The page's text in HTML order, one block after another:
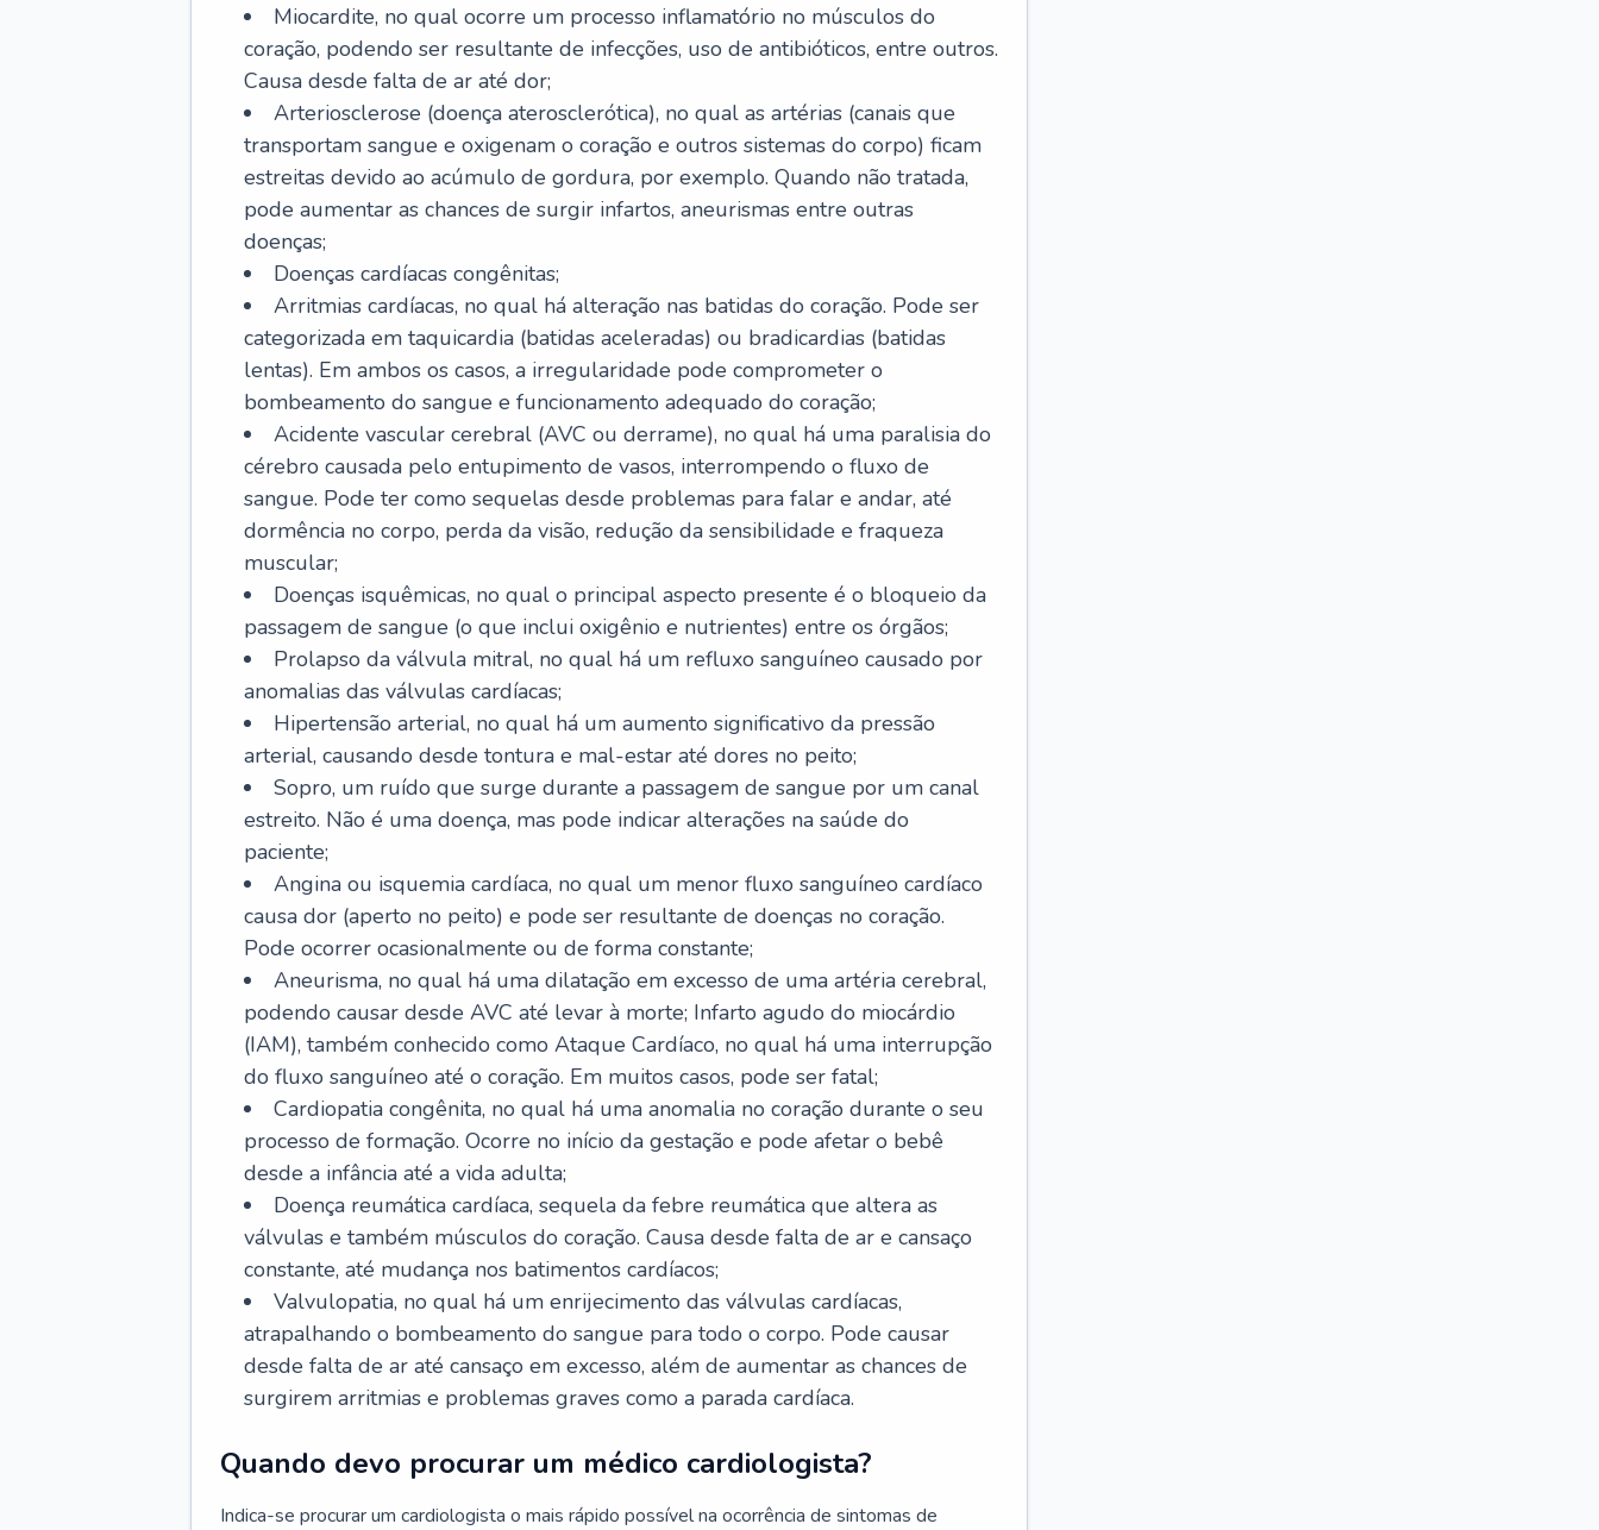
Miocardite, no qual ocorre um processo inflamatório no músculos do
coração, podendo ser resultante de infecções, uso de antibióticos, entre outros.
Causa desde falta de ar até dor;
Arteriosclerose (doença aterosclerótica), no qual as artérias (canais que
transportam sangue e oxigenam o coração e outros sistemas do corpo) ficam
estreitas devido ao acúmulo de gordura, por exemplo. Quando não tratada,
pode aumentar as chances de surgir infartos, aneurismas entre outras
doenças;
Doenças cardíacas congênitas;
Arritmias cardíacas, no qual há alteração nas batidas do coração. Pode ser
categorizada em taquicardia (batidas aceleradas) ou bradicardias (batidas
lentas). Em ambos os casos, a irregularidade pode comprometer o
bombeamento do sangue e funcionamento adequado do coração;
Acidente vascular cerebral (AVC ou derrame), no qual há uma paralisia do
cérebro causada pelo entupimento de vasos, interrompendo o fluxo de
sangue. Pode ter como sequelas desde problemas para falar e andar, até
dormência no corpo, perda da visão, redução da sensibilidade e fraqueza
muscular;
Doenças isquêmicas, no qual o principal aspecto presente é o bloqueio da
passagem de sangue (o que inclui oxigênio e nutrientes) entre os órgãos;
Prolapso da válvula mitral, no qual há um refluxo sanguíneo causado por
anomalias das válvulas cardíacas;
Hipertensão arterial, no qual há um aumento significativo da pressão
arterial, causando desde tontura e mal-estar até dores no peito;
Sopro, um ruído que surge durante a passagem de sangue por um canal
estreito. Não é uma doença, mas pode indicar alterações na saúde do
paciente;
Angina ou isquemia cardíaca, no qual um menor fluxo sanguíneo cardíaco
causa dor (aperto no peito) e pode ser resultante de doenças no coração.
Pode ocorrer ocasionalmente ou de forma constante;
Aneurisma, no qual há uma dilatação em excesso de uma artéria cerebral,
podendo causar desde AVC até levar à morte; Infarto agudo do miocárdio
(IAM), também conhecido como Ataque Cardíaco, no qual há uma interrupção
do fluxo sanguíneo até o coração. Em muitos casos, pode ser fatal;
Cardiopatia congênita, no qual há uma anomalia no coração durante o seu
processo de formação. Ocorre no início da gestação e pode afetar o bebê
desde a infância até a vida adulta;
Doença reumática cardíaca, sequela da febre reumática que altera as
válvulas e também músculos do coração. Causa desde falta de ar e cansaço
constante, até mudança nos batimentos cardíacos;
Valvulopatia, no qual há um enrijecimento das válvulas cardíacas,
atrapalhando o bombeamento do sangue para todo o corpo. Pode causar
desde falta de ar até cansaço em excesso, além de aumentar as chances de
surgirem arritmias e problemas graves como a parada cardíaca.
Quando devo procurar um médico cardiologista?
Indica-se procurar um cardiologista o mais rápido possível na ocorrência de sintomas de